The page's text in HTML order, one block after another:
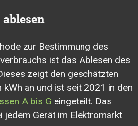
ablesen
zur Bestimmung des
ist das Ablesen des
zeigt den geschätzten
kWh an und ist seit 2021 in den
A bis G eingeteilt. Das
jedem Gerät im Elektromarkt